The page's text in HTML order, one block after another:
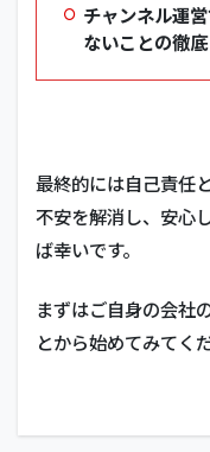
チャンネル運
ないことの徹底
最終的には自己責任
不安を解消し、安心
ば幸いです。
まずはご自身の会社
とから始めてみてく